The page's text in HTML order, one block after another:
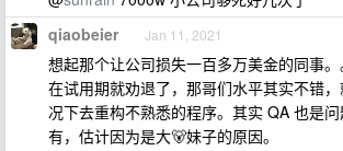
qiaobeier Jan 11, 2021
想起那个让公司损失一百多万美金的同事。
在试用期就劝退了，那哥们水平其实不错
况下去重构不熟悉的程序。其实 QA 也是
有，估计因为是大🐻妹子的原因。